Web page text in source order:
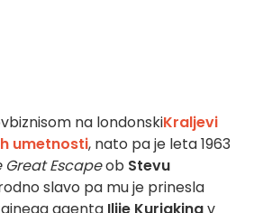
na londonskiKraljevi
umetnosti, nato pa je leta 1963
Great Escapeob Stevu
slavo pa mu je prinesla